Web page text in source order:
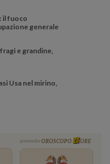
il fuoco
generale
e grandine,
Usa nel mirino,
powered by OROSCOPO ORE